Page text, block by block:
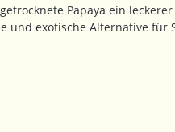
Papaya ein
und exotische Alternative für